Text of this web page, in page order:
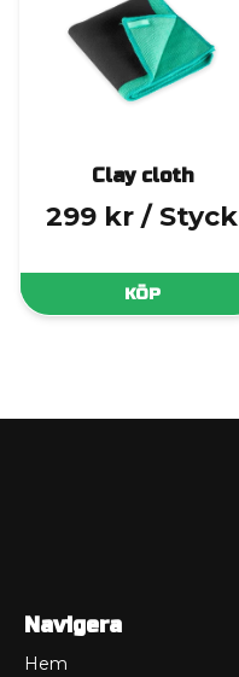
Clay cloth
299 kr / Styck
KÖP
Navigera
Hem